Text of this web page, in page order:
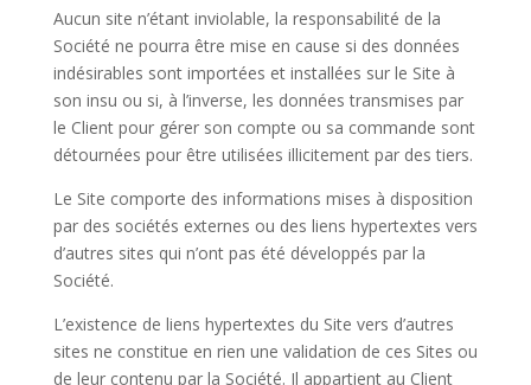
Aucun site n’étant inviolable, la responsabilité de la
Société ne pourra être mise en cause si des données
indésirables sont importées et installées sur le Site à
son insu ou si, à l’inverse, les données transmises par
le Client pour gérer son compte ou sa commande sont
détournées pour être utilisées illicitement par des tiers.
Le Site comporte des informations mises à disposition
par des sociétés externes ou des liens hypertextes vers
d’autres sites qui n’ont pas été développés par la
Société.
L’existence de liens hypertextes du Site vers d’autres
sites ne constitue en rien une validation de ces Sites ou
de leur contenu par la Société. Il appartient au Client